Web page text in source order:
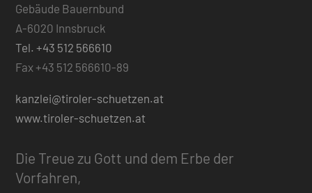
Gebäude Bauernbund
A-6020 Innsbruck
Tel. +43 512 566610
Fax +43 512 566610-89
kanzlei@tiroler-schuetzen.at
www.tiroler-schuetzen.at
Die Treue zu Gott und dem Erbe der
Vorfahren,